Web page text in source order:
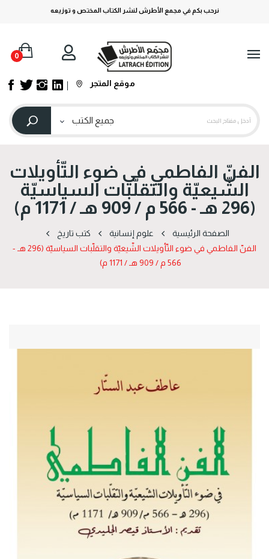
نرحب بكم في مجمع الأطرش لنشر الكتاب المختص و توزيعه
0
موقع المتجر
الفنّ الفاطمي في ضوء التّأويلات
الشّيعيّة والتقلّبات السياسيّة
(296 هـ - 566 م / 909 هـ / 1171 م)
الصفحة الرئيسية علوم إنسانية
كتب تاريخ
الفنّ الفاطمي في ضوء التّأويلات الشّيعيّة والتقلّبات السياسيّة (296 هـ -
566 م / 909 هـ / 1171 م)